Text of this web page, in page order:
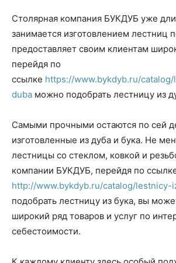
Столярная компания БУКДУБ уже
занимается изготовлением лестниц
предоставляет своим клиентам
перейдя по
ссылке https://www.bykdyb.ru/
duba можно подобрать лестницу из
Самыми прочными остаются по сей
изготовленные из дуба и бука. Не
лестницы со стеклом, ковкой и
компании БУКДУБ, перейдя по
http://www.bykdyb.ru/catalog/lestnicy-
подобрать лестницу из бука, вы
широкий ряд товаров и услуг по
себестоимости.